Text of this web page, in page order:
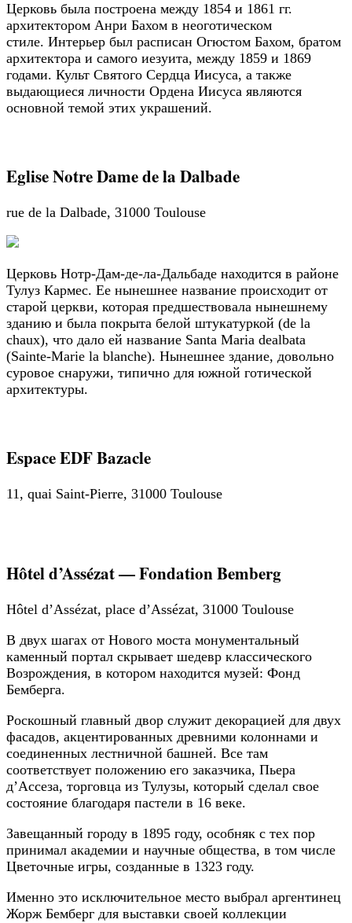
Церковь была построена между 1854 и 1861 гг.
архитектором Анри Бахом в неоготическом
стиле. Интерьер был расписан Огюстом Бахом, братом
архитектора и самого иезуита, между 1859 и 1869
годами. Культ Святого Сердца Иисуса, а также
выдающиеся личности Ордена Иисуса являются
основной темой этих украшений.
Eglise Notre Dame de la Dalbade
rue de la Dalbade, 31000 Toulouse
Церковь Нотр-Дам-де-ла-Дальбаде находится в районе
Тулуз Кармес. Ее нынешнее название происходит от
старой церкви, которая предшествовала нынешнему
зданию и была покрыта белой штукатуркой (de la
chaux), что дало ей название Santa Maria dealbata
(Sainte-Marie la blanche). Нынешнее здание, довольно
суровое снаружи, типично для южной готической
архитектуры.
Espace EDF Bazacle
11, quai Saint-Pierre, 31000 Toulouse
Hôtel d’Assézat — Fondation Bemberg
Hôtel d’Assézat, place d’Assézat, 31000 Toulouse
В двух шагах от Нового моста монументальный
каменный портал скрывает шедевр классического
Возрождения, в котором находится музей: Фонд
Бемберга.
Роскошный главный двор служит декорацией для двух
фасадов, акцентированных древними колоннами и
соединенных лестничной башней. Все там
соответствует положению его заказчика, Пьера
д’Ассеза, торговца из Тулузы, который сделал свое
состояние благодаря пастели в 16 веке.
Завещанный городу в 1895 году, особняк с тех пор
принимал академии и научные общества, в том числе
Цветочные игры, созданные в 1323 году.
Именно это исключительное место выбрал аргентинец
Жорж Бемберг для выставки своей коллекции